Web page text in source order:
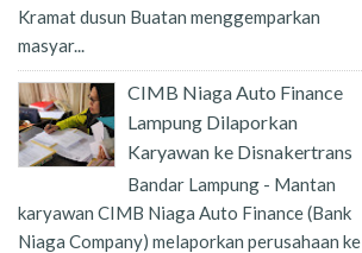
Kramat dusun Buatan menggemparkan
masyar...
CIMB Niaga Auto Finance
Lampung Dilaporkan
Karyawan ke Disnakertrans
Bandar Lampung - Mantan
karyawan CIMB Niaga Auto Finance (Bank
Niaga Company) melaporkan perusahaan ke